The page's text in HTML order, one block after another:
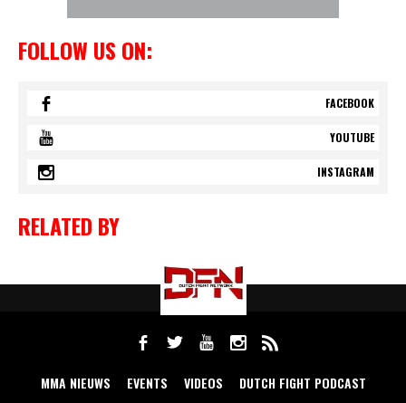
FOLLOW US ON:
FACEBOOK
YOUTUBE
INSTAGRAM
RELATED BY
MMA NIEUWS EVENTS VIDEOS DUTCH FIGHT PODCAST